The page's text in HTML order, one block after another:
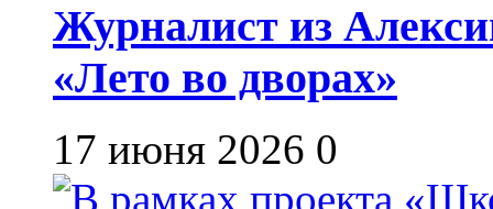
Журналист из
«Лето во дворах»
17 июня 2026 0